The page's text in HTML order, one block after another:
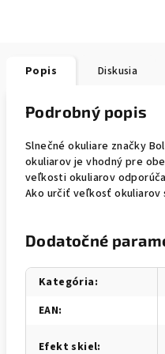
Popis Diskusia
Podrobný popis
Slnečné okuliare značky
okuliarov je vhodný pre
veľkosti okuliarov
Ako určiť veľkosť okuliarov
Dodatočné
Kategória:
EAN:
Efekt skiel: